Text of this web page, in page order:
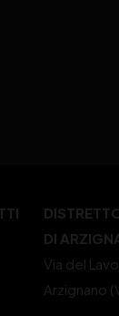
DI
Via del
Arzignano